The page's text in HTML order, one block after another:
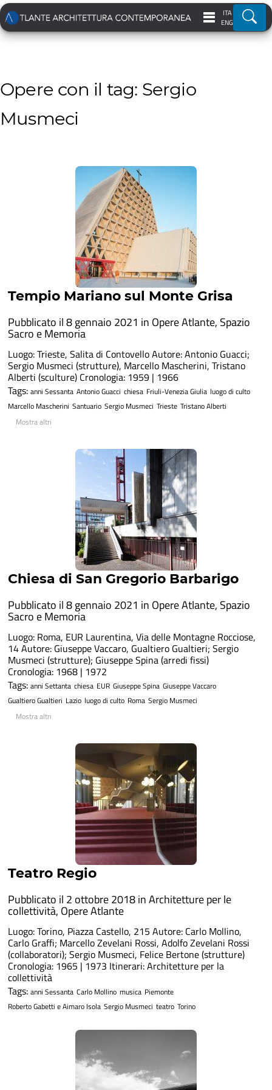
ITA
ENG
Opere con il tag: Sergio
Musmeci
Tempio Mariano sul Monte Grisa
Pubblicato il 8 gennaio 2021 in Opere Atlante, Spazio
Sacro e Memoria
Luogo: Trieste, Salita di Contovello Autore: Antonio Guacci;
Sergio Musmeci (strutture), Marcello Mascherini, Tristano
Alberti (sculture) Cronologia: 1959 | 1966
Tags: anni Sessanta Antonio Guacci chiesa Friuli-Venezia Giulia luogo di culto
Marcello Mascherini Santuario Sergio Musmeci Trieste Tristano Alberti
Mostra altri
Chiesa di San Gregorio Barbarigo
Pubblicato il 8 gennaio 2021 in Opere Atlante, Spazio
Sacro e Memoria
Luogo: Roma, EUR Laurentina, Via delle Montagne Rocciose,
14 Autore: Giuseppe Vaccaro, Gualtiero Gualtieri; Sergio
Musmeci (strutture); Giuseppe Spina (arredi fissi)
Cronologia: 1968 | 1972
Tags: anni Settanta chiesa EUR Giuseppe Spina Giuseppe Vaccaro
Gualtiero Gualtieri Lazio luogo di culto Roma Sergio Musmeci
Mostra altri
Teatro Regio
Pubblicato il 2 ottobre 2018 inArchitetture per le
collettività, Opere Atlante
Luogo: Torino, Piazza Castello, 215 Autore: Carlo Mollino,
Carlo Graffi; Marcello Zevelani Rossi, Adolfo Zevelani Rossi
(collaboratori); Sergio Musmeci, Felice Bertone (strutture)
Cronologia: 1965 | 1973 Itinerari: Architetture per la
collettività
Tags: anni Sessanta Carlo Mollino musica Piemonte
Roberto Gabetti e Aimaro Isola Sergio Musmeci teatro Torino